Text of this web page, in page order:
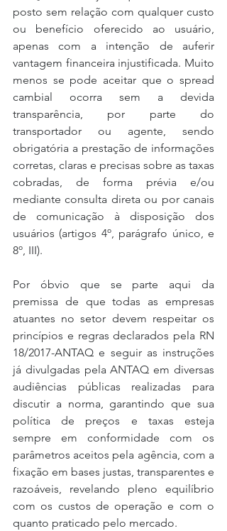
posto sem relação com qualquer custo
ou benefício oferecido ao usuário,
apenas com a intenção de auferir
vantagem financeira injustificada. Muito
menos se pode aceitar que o spread
cambial ocorra sem a devida
transparência, por parte do
transportador ou agente, sendo
obrigatória a prestação de informações
corretas, claras e precisas sobre as taxas
cobradas, de forma prévia e/ou
mediante consulta direta ou por canais
de comunicação à disposição dos
usuários (artigos 4º, parágrafo único, e
8º, III).
Por óbvio que se parte aqui da
premissa de que todas as empresas
atuantes no setor devem respeitar os
princípios e regras declarados pela RN
18/2017-ANTAQ e seguir as instruções
já divulgadas pela ANTAQ em diversas
audiências públicas realizadas para
discutir a norma, garantindo que sua
política de preços e taxas esteja
sempre em conformidade com os
parâmetros aceitos pela agência, com a
fixação em bases justas, transparentes e
razoáveis, revelando pleno equilíbrio
com os custos de operação e com o
quanto praticado pelo mercado.